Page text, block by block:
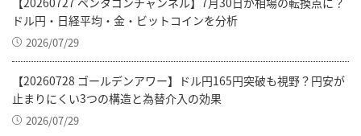
ドル円・日経平均・金・ビットコインを分析
2026/07/29
【20260728 ゴールデンアワー】ドル円165円突破も視野？円安が
止まりにくい3つの構造と為替介入の効果
2026/07/29